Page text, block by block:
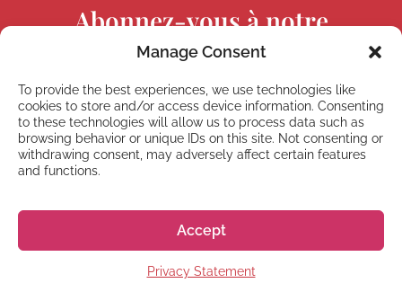
Manage Consent
To provide the best experiences, we use technologies like
cookies to store and/or access device information. Consenting
to these technologies will allow us to process data such as
browsing behavior or unique IDs on this site. Not consenting or
withdrawing consent, may adversely affect certain features
and functions.
Accept
Privacy Statement
Abonnez-vous à notre
Newsletter
S'abonner
© 2026 株式会社GoGo World